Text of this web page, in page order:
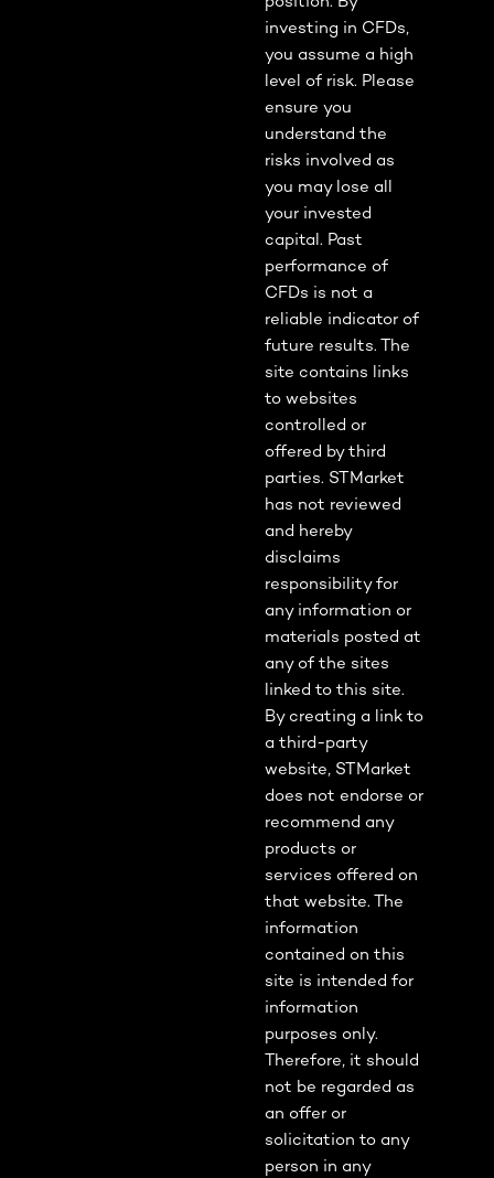
investing in CFDs,
you assume a high
level of risk. Please
ensure you
understand the
risks involved as
you may lose all
your invested
capital. Past
performance of
CFDs is not a
reliable indicator of
future results. The
site contains links
to websites
controlled or
offered by third
parties. STMarket
has not reviewed
and hereby
disclaims
responsibility for
any information or
materials posted at
any of the sites
linked to this site.
By creating a link to
a third-party
website, STMarket
does not endorse or
recommend any
products or
services offered on
that website. The
information
contained on this
site is intended for
information
purposes only.
Therefore, it should
not be regarded as
an offer or
solicitation to any
person in any